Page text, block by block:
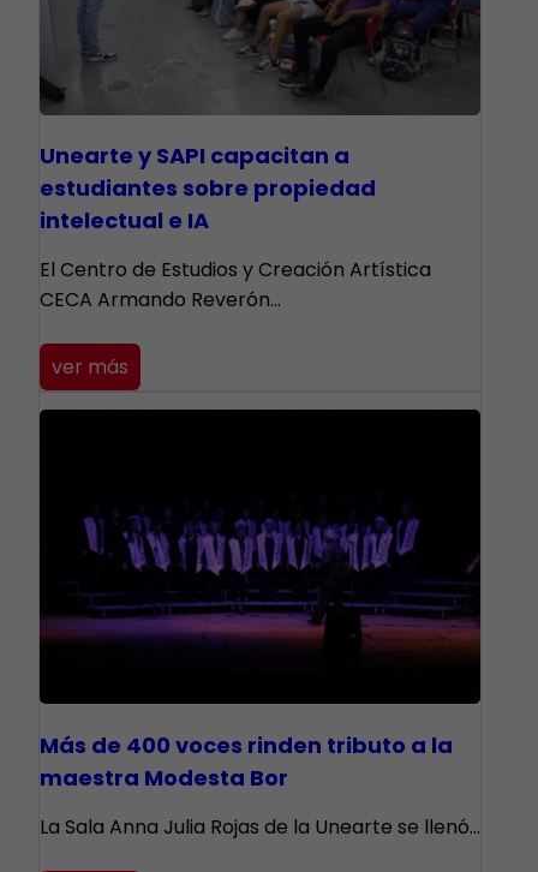
Unearte y SAPI capacitan a
estudiantes sobre propiedad
intelectual e IA
El Centro de Estudios y Creación Artística
CECA Armando Reverón…
ver más
Más de 400 voces rinden tributo a la
maestra Modesta Bor
​La Sala Anna Julia Rojas de la Unearte se llenó…